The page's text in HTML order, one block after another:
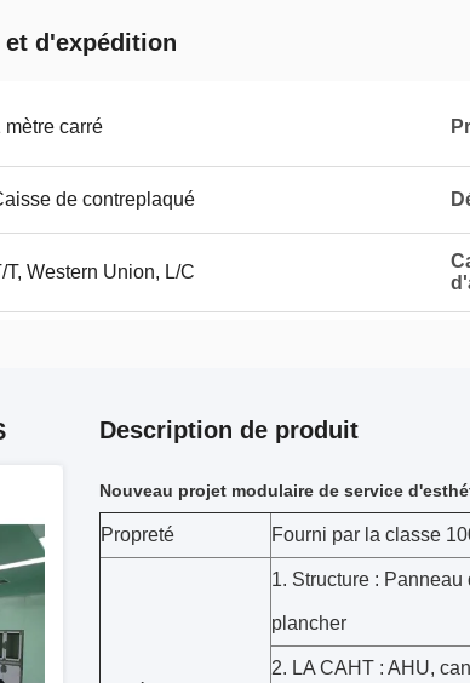
d'expédition
mètre carré
de contreplaqué
T, Western Union, L/C
Description de produit
Nouveau projet modulaire de service
Propreté Fourni par la classe
1. Structure :
plancher
2. LA CAHT : AHU,